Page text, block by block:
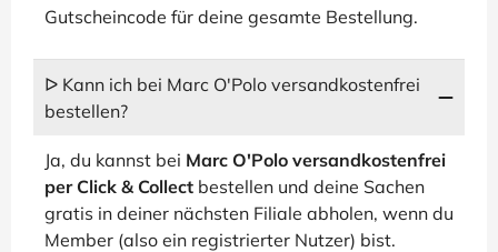
Gutscheincode für deine gesamte Bestellung.
ᐅ Kann ich bei Marc O'Polo versandkostenfrei
bestellen?
Ja, du kannst bei Marc O'Polo versandkostenfrei
per Click & Collect bestellen und deine Sachen
gratis in deiner nächsten Filiale abholen, wenn du
Member (also ein registrierter Nutzer) bist.